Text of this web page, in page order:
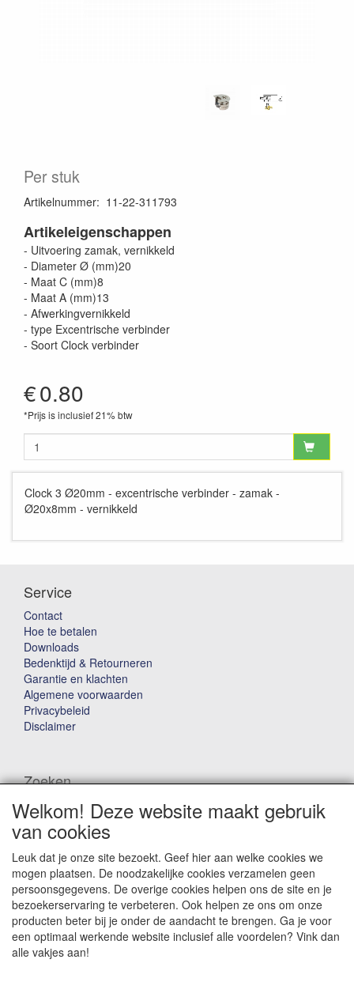
Per stuk
Artikelnummer: 11-22-311793
Artikeleigenschappen
- Uitvoering zamak, vernikkeld
- Diameter Ø (mm)20
- Maat C (mm)8
- Maat A (mm)13
- Afwerkingvernikkeld
- type Excentrische verbinder
- Soort Clock verbinder
€0.80
*Prijs is inclusief 21% btw
Clock 3 Ø20mm - excentrische verbinder - zamak -
Ø20x8mm - vernikkeld
Service
Contact
Hoe te betalen
Downloads
Bedenktijd & Retourneren
Garantie en klachten
Algemene voorwaarden
Privacybeleid
Disclaimer
Zoeken
Waar ben je naar op zoek?
Winkelwagen
Welkom! Deze website maakt gebruik
van cookies
Leuk dat je onze site bezoekt. Geef hier aan welke cookies we
mogen plaatsen. De noodzakelijke cookies verzamelen geen
persoonsgegevens. De overige cookies helpen ons de site en je
bezoekerservaring te verbeteren. Ook helpen ze ons om onze
producten beter bij je onder de aandacht te brengen. Ga je voor
een optimaal werkende website inclusief alle voordelen? Vink dan
alle vakjes aan!